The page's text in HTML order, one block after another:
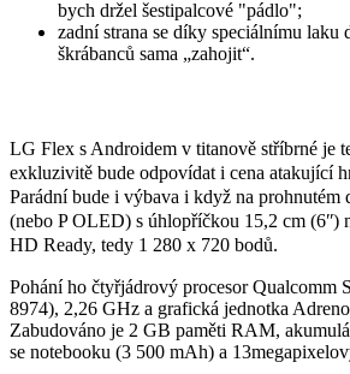
bych držel šestipalcové "pádlo";
zadní strana se díky speciálnímu laku
škrábanců sama „zahojit“.
LG Flex s Androidem v titanově stříbrné je
exkluzivitě bude odpovídat i cena atakující
Parádní bude i výbava i když na
(nebo P OLED) s úhlopříčkou 15,2 cm (6ʺ)
HD Ready, tedy 1 280 x 720 bodů.
Pohání ho čtyřjádrový procesor Qualcomm
8974), 2,26 GHz a grafická jednotka
Zabudováno je 2 GB paměti RAM,
se notebooku (3 500 mAh) a